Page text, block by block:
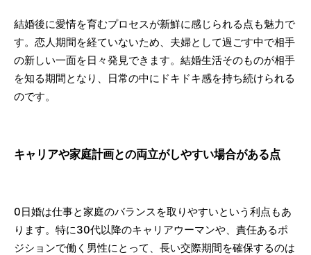
結婚後に愛情を育むプロセスが新鮮に感じられる点も魅力で
す。恋人期間を経ていないため、夫婦として過ごす中で相手
の新しい一面を日々発見できます。結婚生活そのものが相手
を知る期間となり、日常の中にドキドキ感を持ち続けられる
のです。
キャリアや家庭計画との両立がしやすい場合がある点
0日婚は仕事と家庭のバランスを取りやすいという利点もあ
ります。特に30代以降のキャリアウーマンや、責任あるポ
ジションで働く男性にとって、長い交際期間を確保するのは